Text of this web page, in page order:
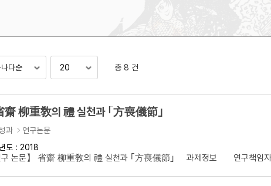
설명
총 8 건
齋 柳重敎의 禮 실천과 ｢方喪儀節｣
과
연구논문
도 : 2018
구 논문】 省齋 柳重敎의 禮 실천과 ｢方喪儀節｣ 과제정보 연구책임